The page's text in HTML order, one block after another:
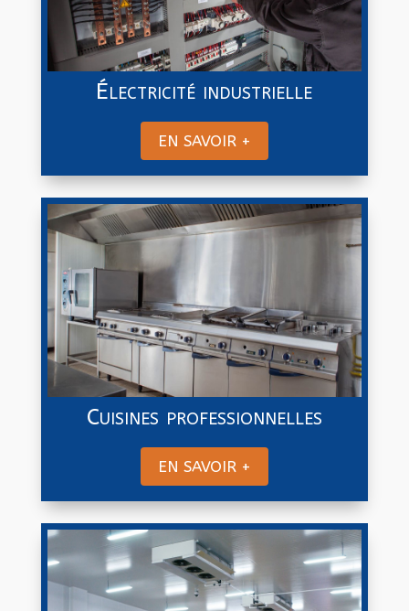
Électricité industrielle
EN SAVOIR +
Cuisines professionnelles
EN SAVOIR +